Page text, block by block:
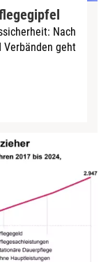
Nach
Verbänden geht